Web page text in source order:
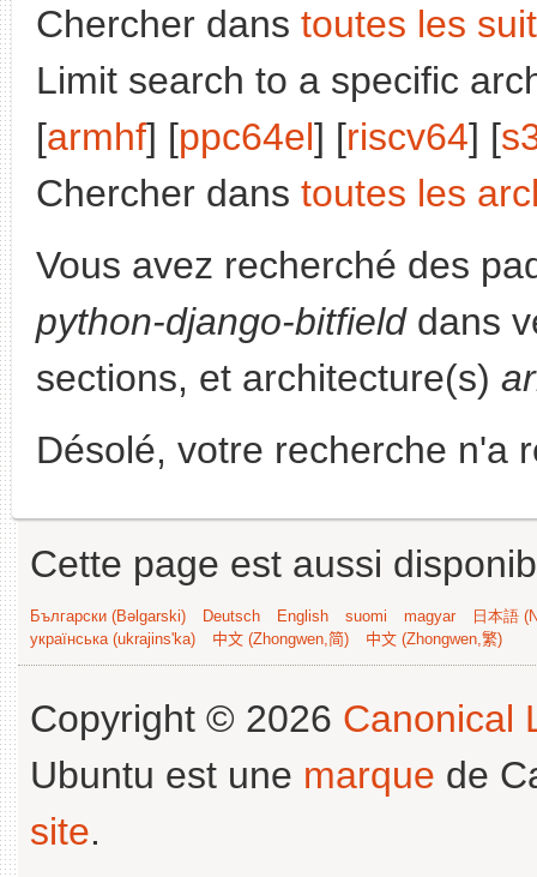
Chercher dans toutes les
Limit search to a specific
[armhf] [ppc64el] [riscv64] [
Chercher dans toutes les
Vous avez recherché des
python-django-bitfielddans
sections, et architecture(s)
Désolé, votre recherche n'a
Cette page est aussi
Български (Bəlgarski) Deutsch English suomi magyar
日本語
українська (ukrajins'ka)
中文 (Zhongwen,简) 中文 (Zhongwen,繁)
Copyright © 2026 Canonical
Ubuntu est une marque de
site.